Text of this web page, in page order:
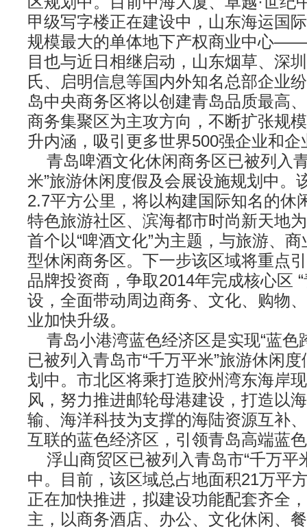
甲级写字楼正在建设中，山东海运国
规模最大的单体地下产权商业中心
目也与近日相继启动，山东烟草、深
氏、启明信息等国内外知名总部企业
岛中央商务区将以创建青岛品质最高
商务集聚区为主攻方向，不断扩张规
升内涵，吸引更多世界500强企业和企
青岛啤酒文化休闲商务区已被列入
米”旅游休闲度假及会展设施规划中。
2.7平方公里，将以构建国际知名的休
特色旅游社区、滨海都市时尚新天地
首个以“啤酒文化”为主题，与旅游、
型休闲商务区。下一步该区域将重点
品牌投资商，争取2014年完成核心区
设，全面带动周边商务、文化、购物
业加快升级。
青岛小港湾蓝色经济区是实现“蓝色
已被列入青岛市“千万平米”旅游休闲
划中。市北区将乘打造胶州湾东海岸
风，努力推进邮轮母港建设，打造以
输、海洋科技为支撑的海陆资源互补
互联的蓝色经济区，引领青岛高端蓝
浮山商贸区已被列入青岛市“千万平
中。目前，该区域总占地面积21万平
正在加快推进，拟建设功能配套齐全
主，以商务酒店、办公、文化休闲、